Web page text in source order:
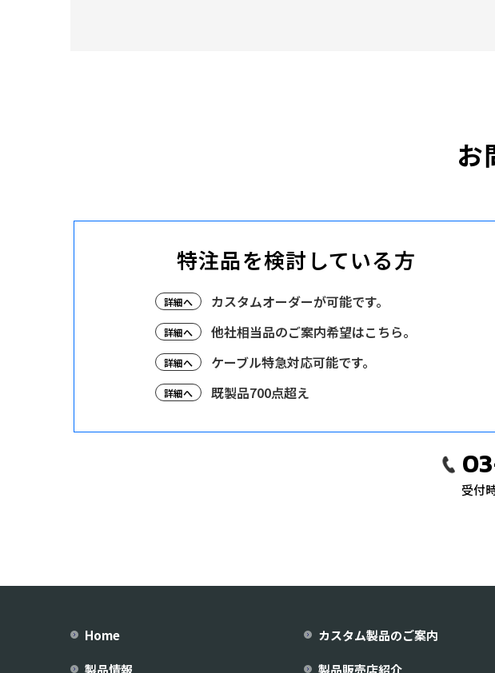
お
特注品を検討している方
詳細へ カスタムオーダーが可能です。
詳細へ 他社相当品のご案内希望はこちら。
詳細へ ケーブル特急対応可能です。
詳細へ 既製品700点超え
受付
Home
製品情報
カスタム製品のご案内
製品販売店紹介